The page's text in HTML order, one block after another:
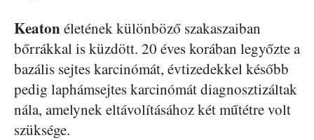
Keatonéletének különböző szakaszaiban
bőrrákkal is küzdött. 20 éves korában legyőzte a
bazális sejtes karcinómát, évtizedekkel később
pedig laphámsejtes karcinómát diagnosztizáltak
nála, amelynek eltávolításához két műtétre volt
szüksége.